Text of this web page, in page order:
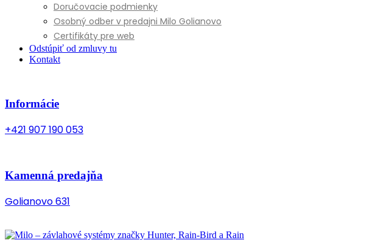
Doručovacie podmienky
Osobný odber v predajni Milo Golianovo
Certifikáty pre web
Odstúpiť od zmluvy tu
Kontakt
Informácie
+421 907 190 053
Kamenná predajňa
Golianovo 631